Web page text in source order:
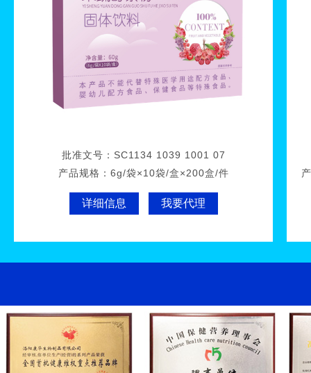
批准文号： SC1134 1039 1001 07
产品规格： 6g/袋×10袋/盒×200盒/件
详细信息 我要代理